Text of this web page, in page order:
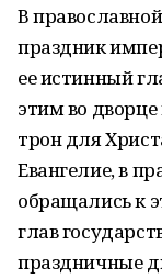
В
праздник
ее истинный
этим во
трон для
Евангелие, в
обращались к
глав
праздничные